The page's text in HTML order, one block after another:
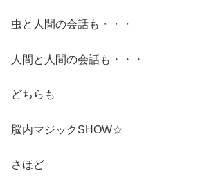
虫と人間の会話も・・・
人間と人間の会話も・・・
どちらも
脳内マジックSHOW☆
さほど